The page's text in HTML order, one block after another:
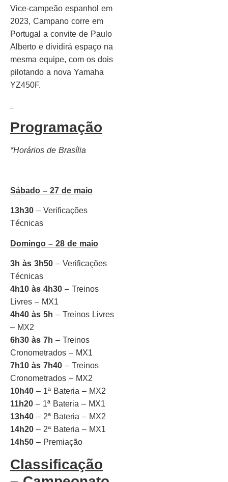
Vice-campeão espanhol em
2023, Campano corre em
Portugal a convite de Paulo
Alberto e dividirá espaço na
mesma equipe, com os dois
pilotando a nova Yamaha
YZ450F.
Programação
*Horários de Brasília
Sábado – 27 de maio
13h30 – Verificações
Técnicas
Domingo – 28 de maio
3h às 3h50 – Verificações
Técnicas
4h10 às 4h30 – Treinos
Livres – MX1
4h40 às 5h – Treinos Livres
– MX2
6h30 às 7h – Treinos
Cronometrados – MX1
7h10 às 7h40 – Treinos
Cronometrados – MX2
10h40 – 1ª Bateria – MX2
11h20 – 1ª Bateria – MX1
13h40 – 2ª Bateria – MX2
14h20 – 2ª Bateria – MX1
14h50 – Premiação
Classificação